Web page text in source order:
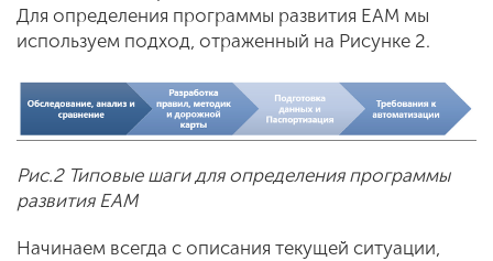
Для определения программы развития EAM мы
используем подход, отраженный на Рисунке 2.
Рис.2 Типовые шаги для определения программы
развития ЕАМ
Начинаем всегда с описания текущей ситуации,